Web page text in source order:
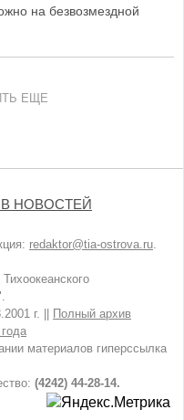
на безвозмездной
ЕЩЕ
НОВОСТЕЙ
redaktor@tia-ostrova.ru.
г. ||
Полный архив
материалов гиперссылка
(4242) 44-28-14.